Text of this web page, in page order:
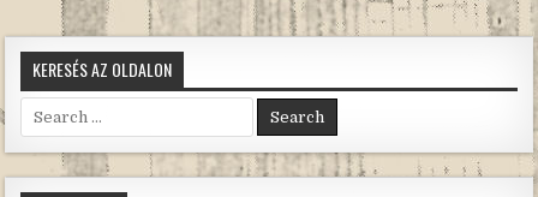
KERESÉS AZ OLDALON
for: